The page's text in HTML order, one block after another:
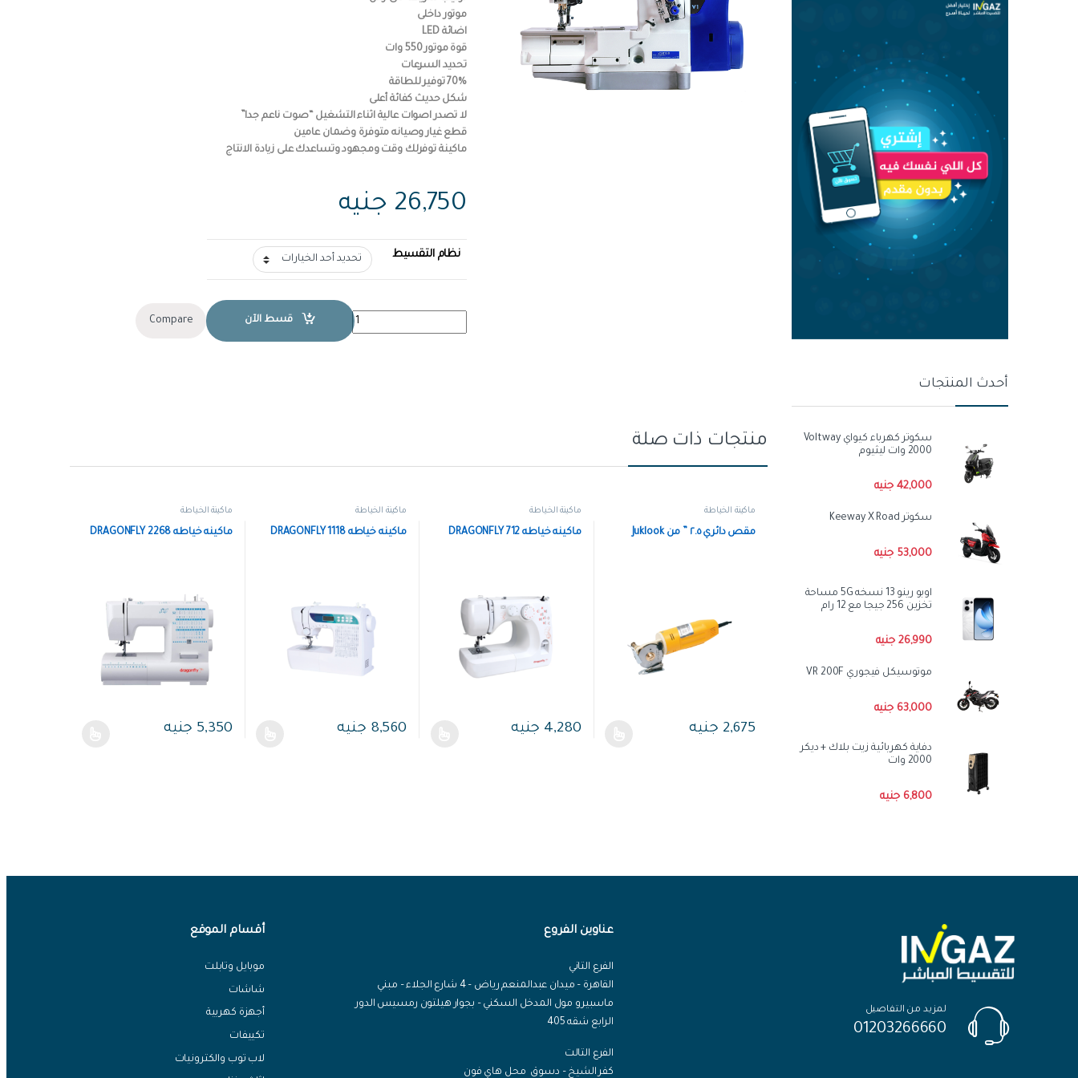
موتور داخلى
اضائة LED
قوة موتور 550 وات
تحديد السرعات
70% توفير للطاقة
شكل حديث كفائة أعلى
لا تصدر اصوات عالية اثناء التشغيل “صوت ناعم جدا”
قطع غيار وصيانه متوفرة وضمان عامين
ماكينة توفرلك وقت ومجهود وتساعدك على زيادة الانتاج
26,750 جنيه
نظام التقسيط
ماكينة أورلية نص كمبيوتر JUKLOOK V1 quantity قسط الآن Compare
منتجات ذات صلة
ماكينة الخياطة
مقص دائري ٢.٥ ” من Juklook
2,675 جنيه
ماكينة الخياطة
ماكينه خياطه DRAGONFLY 712
4,280 جنيه
ماكينة الخياطة
ماكينه خياطه DRAGONFLY 1118
8,560 جنيه
ماكينة الخياطة
ماكينه خياطه DRAGONFLY 2268
5,350 جنيه
أحدث المنتجات
سكوتر كهرباء كيواي Voltway
2000 وات ليثيوم
42,000 جنيه
سكوتر Keeway X Road
53,000 جنيه
اوبو رينو 13 نسخه 5G مساحة
تخزين 256 جيجا مع 12 رام
26,990 جنيه
موتوسيكل فيجوري VR 200F
63,000 جنيه
دفاية كهربائية زيت بلاك + ديكر
2000 وات
6,800 جنيه
لمزيد من التفاصيل
01203266660
عناوين الفروع
الفرع التاني
القاهرة – ميدان عبدالمنعم رياض – 4 شارع الجلاء – مبني
ماسبيرو مول المدخل السكني – بجوار هيلتون رمسيس الدور
الرابع شقه 405
الفرع التالت
كفر الشيخ – دسوق محل هاي فون
أقسام الموقع
موبايل وتابلت
شاشات
أجهزة كهربية
تكييفات
لاب توب والكترونيات